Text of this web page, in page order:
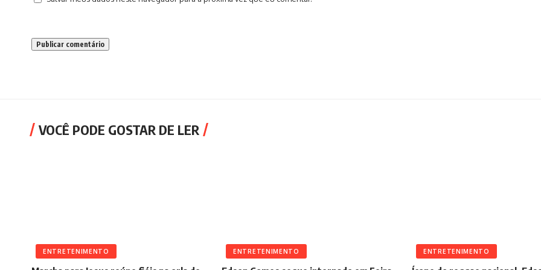
VOCÊ PODE GOSTAR DE LER
ENTRETENIMENTO ENTRETENIMENTO ENTRETENIMENTO